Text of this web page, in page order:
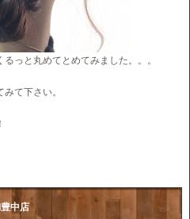
っと丸めてとめてみました。。。
て下さい。
中店